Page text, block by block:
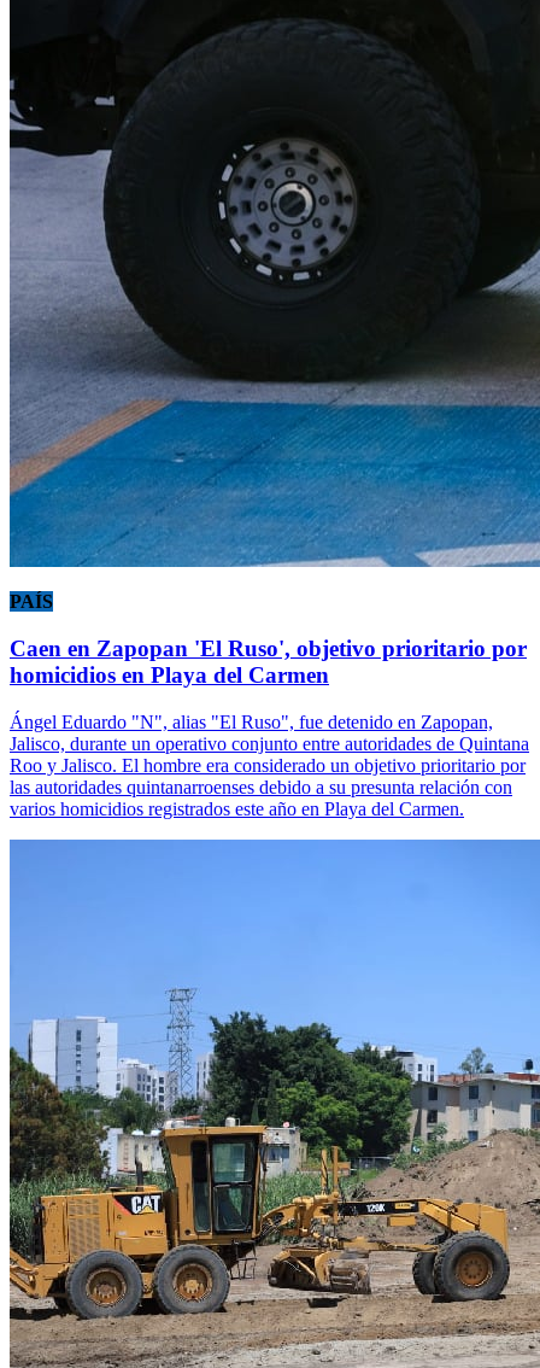
PAÍS
Caen en Zapopan 'El Ruso', objetivo prioritario por
homicidios en Playa del Carmen
Ángel Eduardo "N", alias "El Ruso", fue detenido en Zapopan,
Jalisco, durante un operativo conjunto entre autoridades de Quintana
Roo y Jalisco. El hombre era considerado un objetivo prioritario por
las autoridades quintanarroenses debido a su presunta relación con
varios homicidios registrados este año en Playa del Carmen.